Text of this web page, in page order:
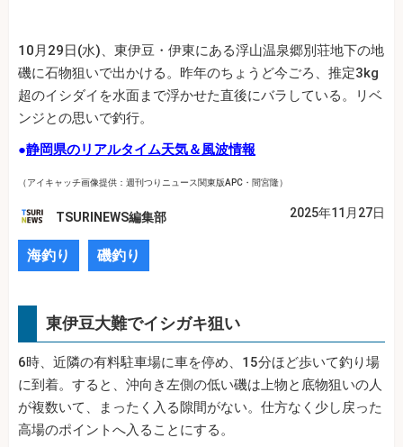
10月29日(水)、東伊豆・伊東にある浮山温泉郷別荘地下の地
磯に石物狙いで出かける。昨年のちょうど今ごろ、推定3kg
超のイシダイを水面まで浮かせた直後にバラしている。リベ
ンジとの思いで釣行。
●静岡県のリアルタイム天気＆風波情報
（アイキャッチ画像提供：週刊つりニュース関東版APC・間宮隆）
TSURINEWS編集部 2025年11月27日
海釣り 磯釣り
東伊豆大難でイシガキ狙い
6時、近隣の有料駐車場に車を停め、15分ほど歩いて釣り場
に到着。すると、沖向き左側の低い磯は上物と底物狙いの人
が複数いて、まったく入る隙間がない。仕方なく少し戻った
高場のポイントへ入ることにする。